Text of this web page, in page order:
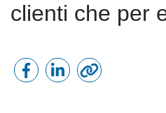
clienti che per